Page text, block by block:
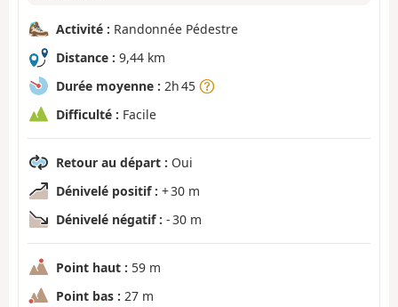
Activité : Randonnée Pédestre
Distance : 9,44 km
Durée moyenne : 2h 45
Difficulté : Facile
Retour au départ : Oui
Dénivelé positif : + 30 m
Dénivelé négatif : - 30 m
Point haut : 59 m
Point bas : 27 m